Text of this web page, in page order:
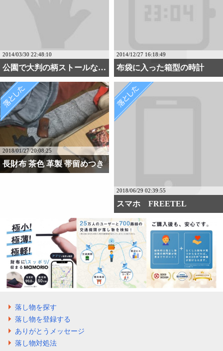
2014/03/30 22:48:10
公園で大判の柄ストールな・・・
2014/12/27 16:18:49
布袋に入った箱型の時計
2018/01/27 20:08:25
長財布 茶色 革製 帯留めつき
2018/06/29 02:39:55
スマホ FREETEL
落し物を探す
落し物を登録する
ありがとうメッセージ
落し物対処法